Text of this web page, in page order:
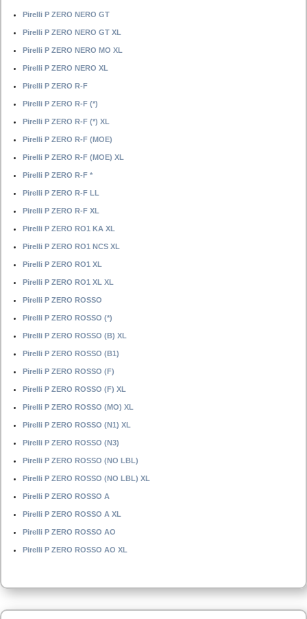
Pirelli P ZERO NERO GT
Pirelli P ZERO NERO GT XL
Pirelli P ZERO NERO MO XL
Pirelli P ZERO NERO XL
Pirelli P ZERO R-F
Pirelli P ZERO R-F (*)
Pirelli P ZERO R-F (*) XL
Pirelli P ZERO R-F (MOE)
Pirelli P ZERO R-F (MOE) XL
Pirelli P ZERO R-F *
Pirelli P ZERO R-F LL
Pirelli P ZERO R-F XL
Pirelli P ZERO RO1 KA XL
Pirelli P ZERO RO1 NCS XL
Pirelli P ZERO RO1 XL
Pirelli P ZERO RO1 XL XL
Pirelli P ZERO ROSSO
Pirelli P ZERO ROSSO (*)
Pirelli P ZERO ROSSO (B) XL
Pirelli P ZERO ROSSO (B1)
Pirelli P ZERO ROSSO (F)
Pirelli P ZERO ROSSO (F) XL
Pirelli P ZERO ROSSO (MO) XL
Pirelli P ZERO ROSSO (N1) XL
Pirelli P ZERO ROSSO (N3)
Pirelli P ZERO ROSSO (NO LBL)
Pirelli P ZERO ROSSO (NO LBL) XL
Pirelli P ZERO ROSSO A
Pirelli P ZERO ROSSO A XL
Pirelli P ZERO ROSSO AO
Pirelli P ZERO ROSSO AO XL